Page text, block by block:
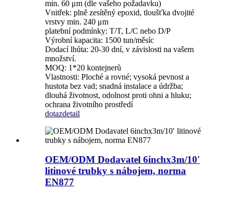
min. 60 μm (dle vašeho požadavku)
Vnitřek: plně zesítěný epoxid, tloušťka dvojité
vrstvy min. 240 μm
platební podmínky: T/T, L/C nebo D/P
Výrobní kapacita: 1500 tun/měsíc
Dodací lhůta: 20-30 dní, v závislosti na vašem
množství.
MOQ: 1*20 kontejnerů
Vlastnosti: Ploché a rovné; vysoká pevnost a
hustota bez vad; snadná instalace a údržba;
dlouhá životnost, odolnost proti ohni a hluku;
ochrana životního prostředí
dotazdetail
OEM/ODM Dodavatel 6inchx3m/10′
litinové trubky s nábojem, norma
EN877